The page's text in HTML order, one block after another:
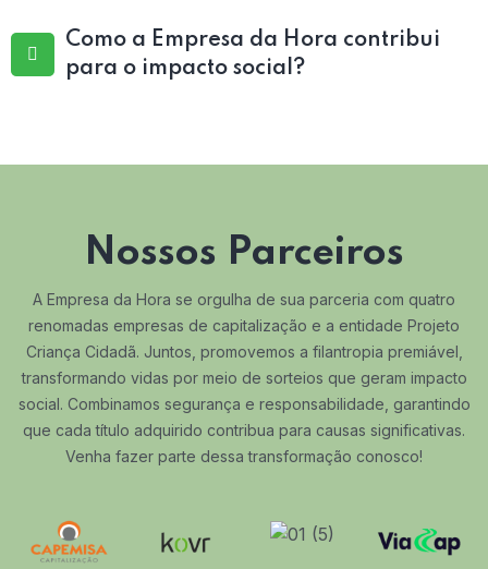
Como a Empresa da Hora contribui
para o impacto social?
Nossos Parceiros
A Empresa da Hora se orgulha de sua parceria com quatro
renomadas empresas de capitalização e a entidade Projeto
Criança Cidadã. Juntos, promovemos a filantropia premiável,
transformando vidas por meio de sorteios que geram impacto
social. Combinamos segurança e responsabilidade, garantindo
que cada título adquirido contribua para causas significativas.
Venha fazer parte dessa transformação conosco!